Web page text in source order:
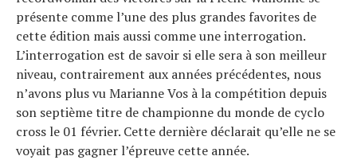
présente comme l’une des plus grandes favorites de
cette édition mais aussi comme une interrogation.
L’interrogation est de savoir si elle sera à son meilleur
niveau, contrairement aux années précédentes, nous
n’avons plus vu Marianne Vos à la compétition depuis
son septième titre de championne du monde de cyclo
cross le 01 février. Cette dernière déclarait qu’elle ne se
voyait pas gagner l’épreuve cette année.